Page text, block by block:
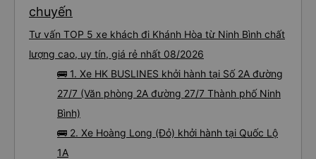
chuyến
Tư vấn TOP 5 xe khách đi Khánh Hòa từ Ninh Bình chất
lượng cao, uy tín, giá rẻ nhất 08/2026
🚌 1. Xe HK BUSLINES khởi hành tại Số 2A đường
27/7 (Văn phòng 2A đường 27/7 Thành phố Ninh
Bình)
🚌 2. Xe Hoàng Long (Đỏ) khởi hành tại Quốc Lộ
1A